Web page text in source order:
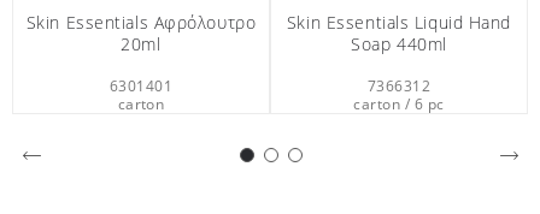
Skin Essentials Liquid Hand
Soap 440ml
7366312
carton / 6 pc
Skin Essentials Αφρόλουτρο
33ml
6301397
carton / 201 pc